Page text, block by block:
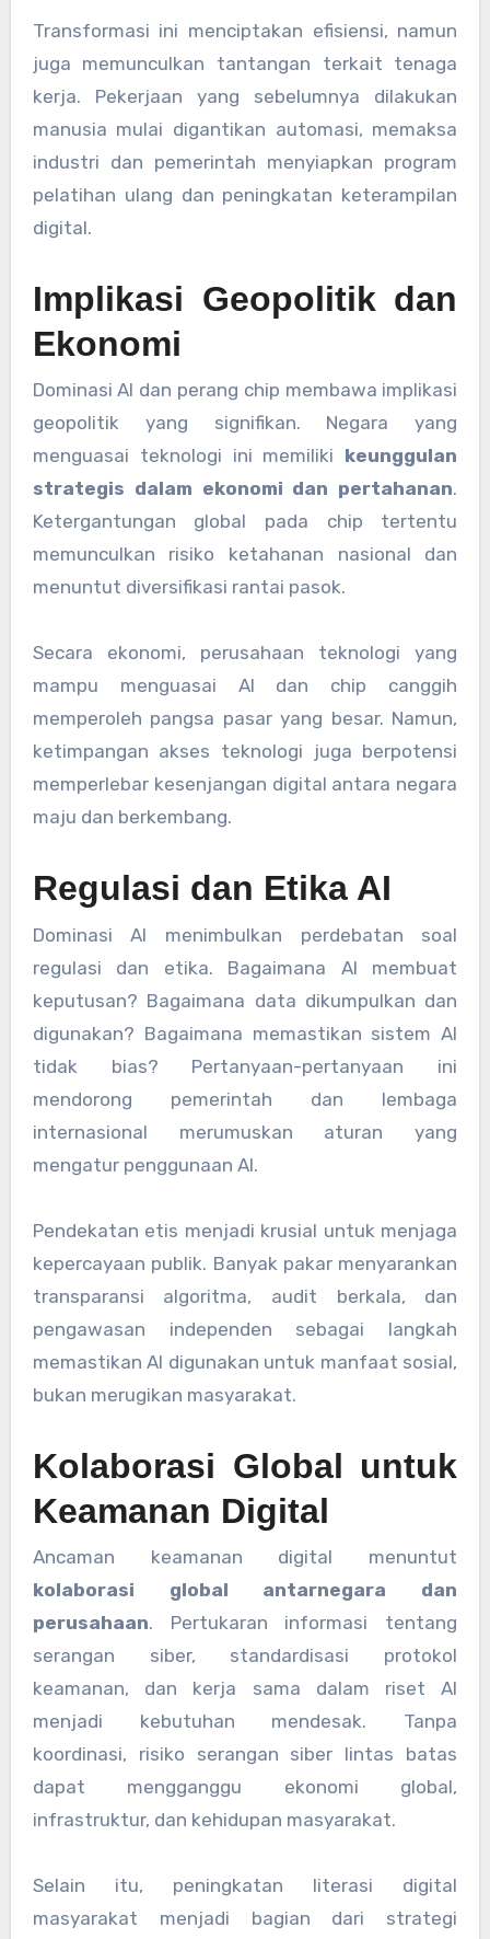
Transformasi ini menciptakan efisiensi, namun
juga memunculkan tantangan terkait tenaga
kerja. Pekerjaan yang sebelumnya dilakukan
manusia mulai digantikan automasi, memaksa
industri dan pemerintah menyiapkan program
pelatihan ulang dan peningkatan keterampilan
digital.
Implikasi Geopolitik dan
Ekonomi
Dominasi AI dan perang chip membawa implikasi
geopolitik yang signifikan. Negara yang
menguasai teknologi ini memiliki keunggulan
strategis dalam ekonomi dan pertahanan.
Ketergantungan global pada chip tertentu
memunculkan risiko ketahanan nasional dan
menuntut diversifikasi rantai pasok.
Secara ekonomi, perusahaan teknologi yang
mampu menguasai AI dan chip canggih
memperoleh pangsa pasar yang besar. Namun,
ketimpangan akses teknologi juga berpotensi
memperlebar kesenjangan digital antara negara
maju dan berkembang.
Regulasi dan Etika AI
Dominasi AI menimbulkan perdebatan soal
regulasi dan etika. Bagaimana AI membuat
keputusan? Bagaimana data dikumpulkan dan
digunakan? Bagaimana memastikan sistem AI
tidak bias? Pertanyaan-pertanyaan ini
mendorong pemerintah dan lembaga
internasional merumuskan aturan yang
mengatur penggunaan AI.
Pendekatan etis menjadi krusial untuk menjaga
kepercayaan publik. Banyak pakar menyarankan
transparansi algoritma, audit berkala, dan
pengawasan independen sebagai langkah
memastikan AI digunakan untuk manfaat sosial,
bukan merugikan masyarakat.
Kolaborasi Global untuk
Keamanan Digital
Ancaman keamanan digital menuntut
kolaborasi global antarnegara dan
perusahaan. Pertukaran informasi tentang
serangan siber, standardisasi protokol
keamanan, dan kerja sama dalam riset AI
menjadi kebutuhan mendesak. Tanpa
koordinasi, risiko serangan siber lintas batas
dapat mengganggu ekonomi global,
infrastruktur, dan kehidupan masyarakat.
Selain itu, peningkatan literasi digital
masyarakat menjadi bagian dari strategi